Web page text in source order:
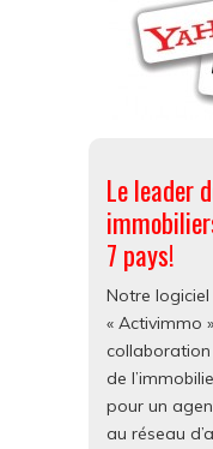
Le leader
7 pays!
Notre
« Activimmo
de
pour un
au réseau